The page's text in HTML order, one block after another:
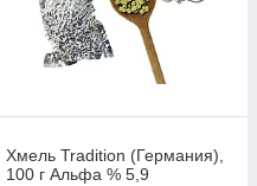
Хмель Tradition (Германия),
100 г Альфа % 5,9